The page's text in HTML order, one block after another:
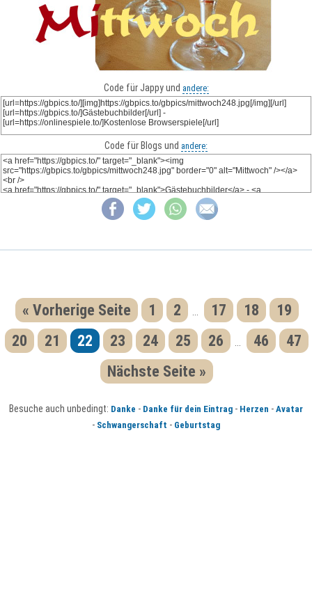
Code für Jappy und andere:
Code für Blogs und andere:
« Vorherige Seite 1 2 ... 17 18
19
20
21 22 23 24 25 26 ... 46
47
Nächste Seite »
Besuche auch unbedingt: Danke - Danke für dein Eintrag - Herzen - Avatar
- Schwangerschaft - Geburtstag